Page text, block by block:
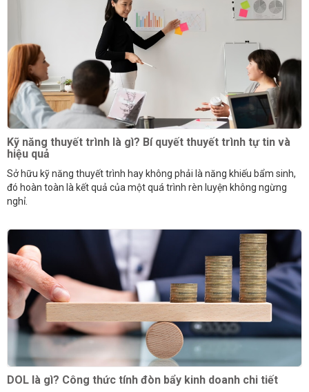
Kỹ năng thuyết trình là gì? Bí quyết thuyết trình tự tin và
hiệu quả
Sở hữu kỹ năng thuyết trình hay không phải là năng khiếu bẩm sinh,
đó hoàn toàn là kết quả của một quá trình rèn luyện không ngừng
nghỉ.
DOL là gì? Công thức tính đòn bẩy kinh doanh chi tiết